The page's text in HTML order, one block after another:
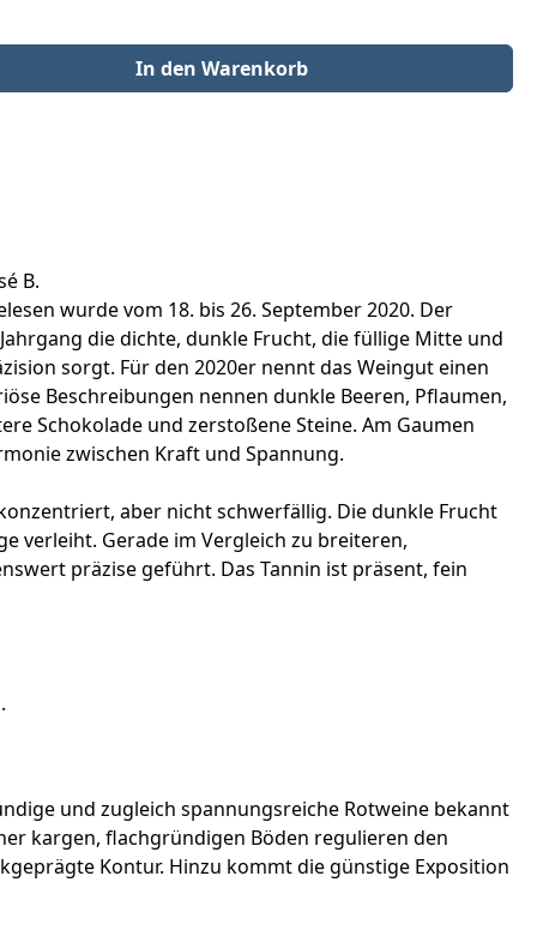
benutze die Schaltflächen um die Anzahl zu erhöhen oder zu
In den Warenkorb
B.
wurde vom 18. bis 26. September 2020. Der
die dichte, dunkle Frucht, die füllige Mitte und
sorgt. Für den 2020er nennt das Weingut einen
Beschreibungen nennen dunkle Beeren, Pflaumen,
Schokolade und zerstoßene Steine. Am Gaumen
zwischen Kraft und Spannung.
aber nicht schwerfällig. Die dunkle Frucht
verleiht. Gerade im Vergleich zu breiteren,
präzise geführt. Das Tannin ist präsent, fein
und zugleich spannungsreiche Rotweine bekannt
kargen, flachgründigen Böden regulieren den
Kontur. Hinzu kommt die günstige Exposition